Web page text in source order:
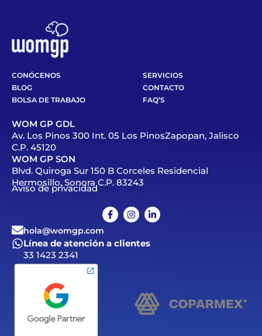
CONÓCENOS
SERVICIOS
BLOG
CONTACTO
BOLSA DE TRABAJO
FAQ’S
WOM GP GDL
Av. Los Pinos 300 Int. 05 Los PinosZapopan, Jalisco
C.P. 45120
WOM GP SON
Blvd. Quiroga Sur 150 B Corceles Residencial
Hermosillo, Sonora C.P. 83243
Aviso de privacidad
hola@womgp.com
Línea de atención a clientes
33 1423 2341